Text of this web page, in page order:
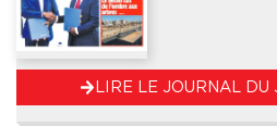
LIRE LE JOURNAL DU